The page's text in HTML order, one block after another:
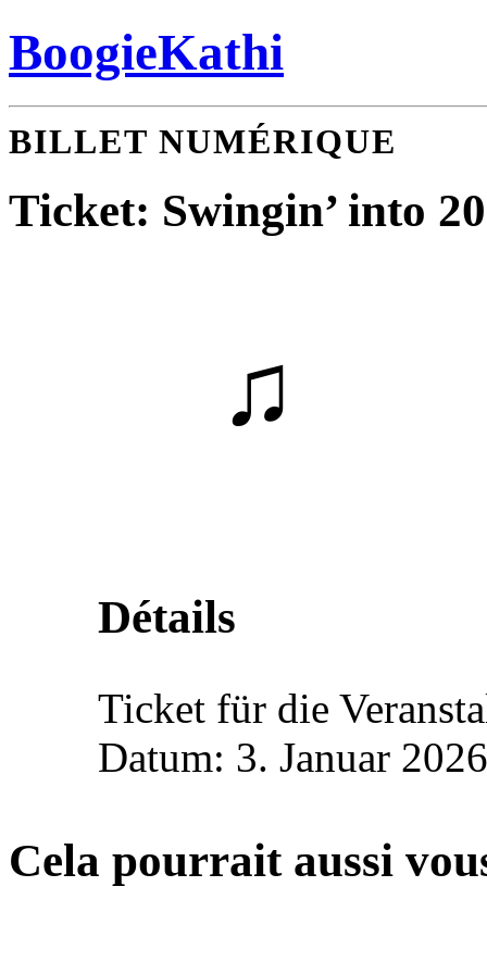
BoogieKathi
BILLET NUMÉRIQUE
Ticket: Swingin’ into
♫
Détails
Ticket für die
Datum: 3. Januar
Cela pourrait aussi